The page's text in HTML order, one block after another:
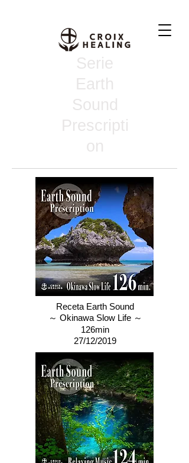
Serie
Earth
Sound
Prescripti
on
Receta Earth Sound
～ Okinawa Slow Life ～
126min
27/12/2019